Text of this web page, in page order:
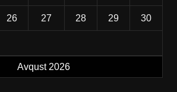
Avqust 2026
26 27 28 29 30